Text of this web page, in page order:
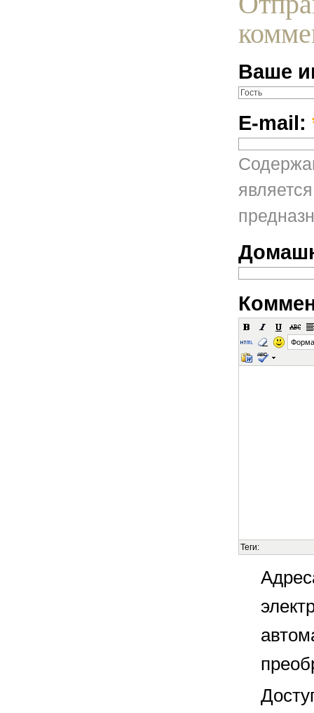
Ваше
E-mail:
Теги: